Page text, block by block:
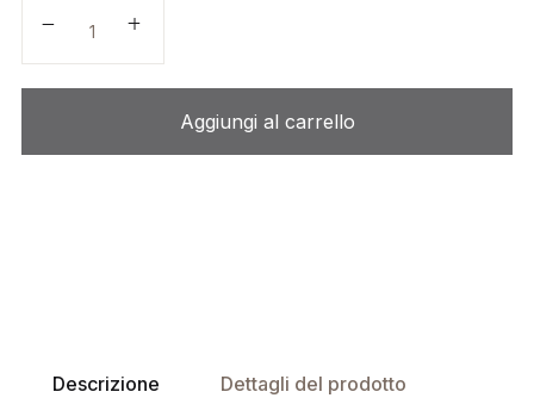
La casa sul Piave quantità
Aggiungi al carrello
Descrizione Dettagli del prodotto